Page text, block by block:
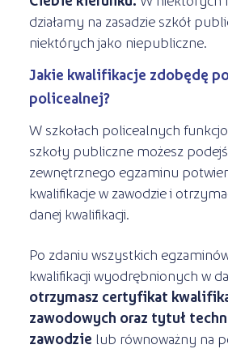
działamy na zasadzie szkół
niektórych jako niepubliczne.
Jakie kwalifikacje zdobędę
policealnej?
W szkołach policealnych
szkoły publiczne możesz
zewnętrznego egzaminu
kwalifikacje w zawodzie i
danej kwalifikacji.
Po zdaniu wszystkich
kwalifikacji wyodrębnionych w
otrzymasz certyfikat
zawodowych oraz tytuł
zawodzie lub równoważny na